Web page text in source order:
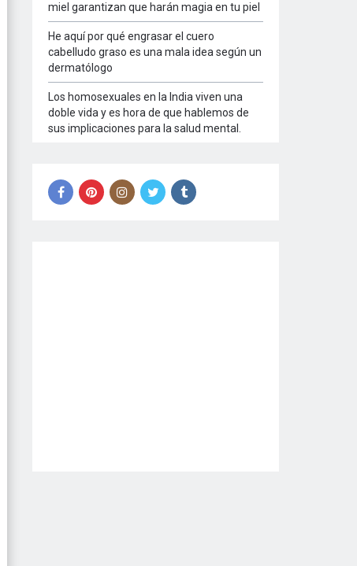
miel garantizan que harán magia en tu piel
He aquí por qué engrasar el cuero
cabelludo graso es una mala idea según un
dermatólogo
Los homosexuales en la India viven una
doble vida y es hora de que hablemos de
sus implicaciones para la salud mental.